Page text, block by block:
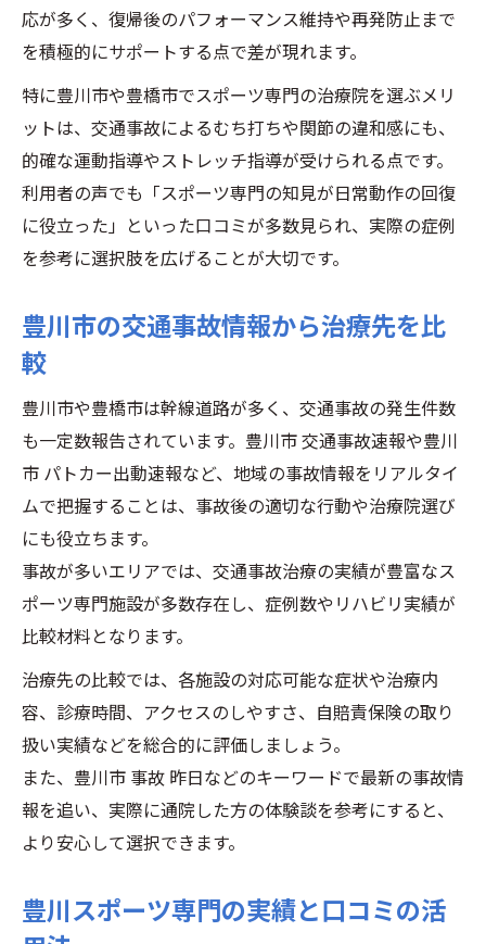
応が多く、復帰後のパフォーマンス維持や再発防止まで
を積極的にサポートする点で差が現れます。
特に豊川市や豊橋市でスポーツ専門の治療院を選ぶメリ
ットは、交通事故によるむち打ちや関節の違和感にも、
的確な運動指導やストレッチ指導が受けられる点です。
利用者の声でも「スポーツ専門の知見が日常動作の回復
に役立った」といった口コミが多数見られ、実際の症例
を参考に選択肢を広げることが大切です。
豊川市の交通事故情報から治療先を比
較
豊川市や豊橋市は幹線道路が多く、交通事故の発生件数
も一定数報告されています。豊川市 交通事故速報や豊川
市 パトカー出動速報など、地域の事故情報をリアルタイ
ムで把握することは、事故後の適切な行動や治療院選び
にも役立ちます。
事故が多いエリアでは、交通事故治療の実績が豊富なス
ポーツ専門施設が多数存在し、症例数やリハビリ実績が
比較材料となります。
治療先の比較では、各施設の対応可能な症状や治療内
容、診療時間、アクセスのしやすさ、自賠責保険の取り
扱い実績などを総合的に評価しましょう。
また、豊川市 事故 昨日などのキーワードで最新の事故情
報を追い、実際に通院した方の体験談を参考にすると、
より安心して選択できます。
豊川スポーツ専門の実績と口コミの活